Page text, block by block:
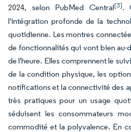
2024, selon PubMed Central[3].
l'intégration profonde de la
quotidienne. Les montres
de fonctionnalités qui vont bien au-
de l'heure. Elles comprennent le
de la condition physique, les
notifications et la connectivité des
très pratiques pour un usage
séduisent les consommateurs
commodité et la polyvalence. En